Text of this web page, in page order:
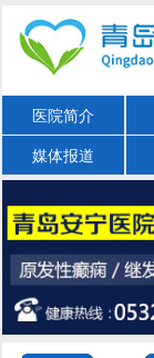
医院简介
媒体报道